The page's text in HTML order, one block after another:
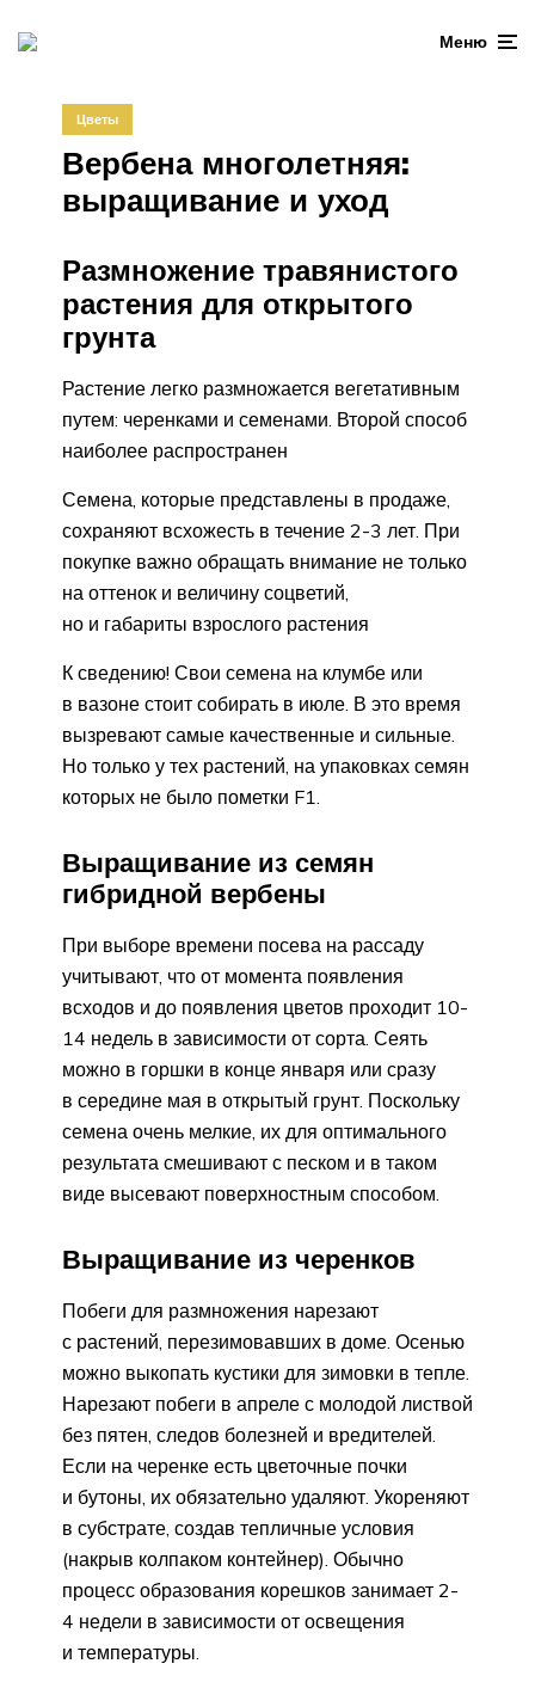
Меню
Цветы
Вербена многолетняя:
выращивание и уход
Размножение травянистого
растения для открытого
грунта
Растение легко размножается вегетативным
путем: черенками и семенами. Второй способ
наиболее распространен
Семена, которые представлены в продаже,
сохраняют всхожесть в течение 2-3 лет. При
покупке важно обращать внимание не только
на оттенок и величину соцветий,
но и габариты взрослого растения
К сведению! Свои семена на клумбе или
в вазоне стоит собирать в июле. В это время
вызревают самые качественные и сильные.
Но только у тех растений, на упаковках семян
которых не было пометки F1.
Выращивание из семян
гибридной вербены
При выборе времени посева на рассаду
учитывают, что от момента появления
всходов и до появления цветов проходит 10-
14 недель в зависимости от сорта. Сеять
можно в горшки в конце января или сразу
в середине мая в открытый грунт. Поскольку
семена очень мелкие, их для оптимального
результата смешивают с песком и в таком
виде высевают поверхностным способом.
Выращивание из черенков
Побеги для размножения нарезают
с растений, перезимовавших в доме. Осенью
можно выкопать кустики для зимовки в тепле.
Нарезают побеги в апреле с молодой листвой
без пятен, следов болезней и вредителей.
Если на черенке есть цветочные почки
и бутоны, их обязательно удаляют. Укореняют
в субстрате, создав тепличные условия
(накрыв колпаком контейнер). Обычно
процесс образования корешков занимает 2-
4 недели в зависимости от освещения
и температуры.